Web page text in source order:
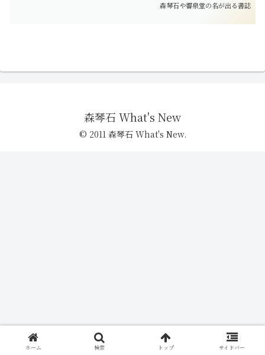
森琴石や響泉堂の名が出る書誌
森琴石 What's New
© 2011 森琴石 What's New.
ホーム 検索 トップ サイドバー